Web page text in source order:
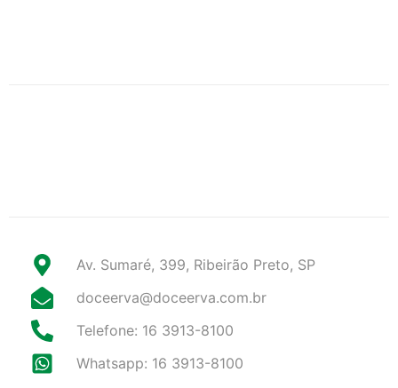
Av. Sumaré, 399, Ribeirão Preto, SP
doceerva@doceerva.com.br
Telefone: 16 3913-8100
Whatsapp: 16 3913-8100